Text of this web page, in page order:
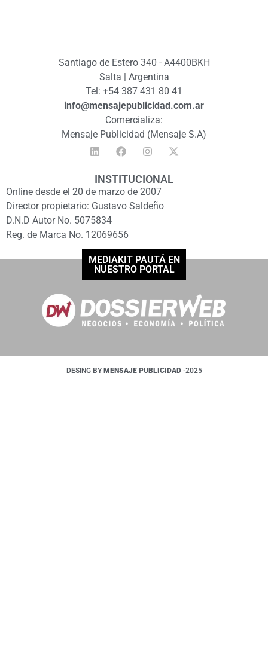
Santiago de Estero 340 - A4400BKH
Salta | Argentina
Tel: +54 387 431 80 41
info@mensajepublicidad.com.ar
Comercializa:
Mensaje Publicidad (Mensaje S.A)
INSTITUCIONAL
Online desde el 20 de marzo de 2007
Director propietario: Gustavo Saldeño
D.N.D Autor No. 5075834
Reg. de Marca No. 12069656
MEDIAKIT PAUTÁ EN
NUESTRO PORTAL
DESING BY MENSAJE PUBLICIDAD -2025